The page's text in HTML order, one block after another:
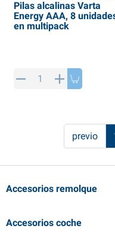
Accesorios remolque
Accesorios coche
Pilas alcalinas Varta
Energy AAA, 8
en multipack
previo